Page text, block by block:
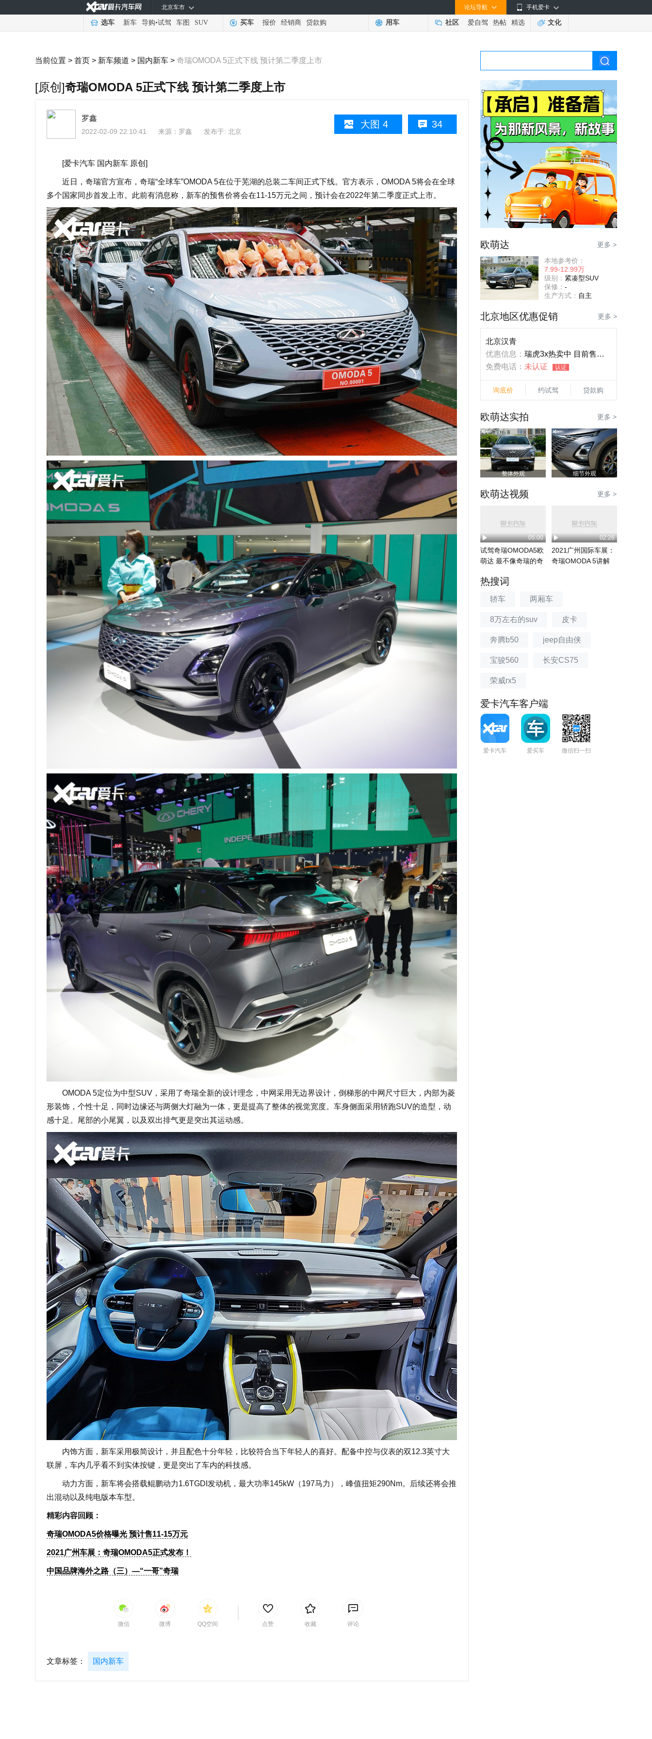
手机爱卡
论坛导航
北京车市
选车 新车 导购•试驾 车图 SUV 买车 报价 经销商 贷款购 用车 社区 爱自驾 热帖 精选 文化
当前位置 > 首页 > 新车频道 > 国内新车 > 奇瑞OMODA 5正式下线 预计第二季度上市
[原创]奇瑞OMODA 5正式下线 预计第二季度上市
34
大图 4
罗鑫
2022-02-09 22:10:41 来源： 罗鑫 发布于: 北京
[爱卡汽车 国内新车 原创]
近日，奇瑞官方宣布，奇瑞“全球车”OMODA 5在位于芜湖的总装二车间正式下线。官方表示，OMODA 5将会在全球
多个国家同步首发上市。此前有消息称，新车的预售价将会在11-15万元之间，预计会在2022年第二季度正式上市。
OMODA 5定位为中型SUV，采用了奇瑞全新的设计理念，中网采用无边界设计，倒梯形的中网尺寸巨大，内部为菱
形装饰，个性十足，同时边缘还与两侧大灯融为一体，更是提高了整体的视觉宽度。车身侧面采用轿跑SUV的造型，动
感十足。尾部的小尾翼，以及双出排气更是突出其运动感。
内饰方面，新车采用极简设计，并且配色十分年轻，比较符合当下年轻人的喜好。配备中控与仪表的双12.3英寸大
联屏，车内几乎看不到实体按键，更是突出了车内的科技感。
动力方面，新车将会搭载鲲鹏动力1.6TGDI发动机，最大功率145kW（197马力），峰值扭矩290Nm。后续还将会推
出混动以及纯电版本车型。
精彩内容回顾：
奇瑞OMODA5价格曝光 预计售11-15万元
2021广州车展：奇瑞OMODA5正式发布！
中国品牌海外之路（三）—“一哥”奇瑞
微信 微博 QQ空间 点赞 收藏 评论
文章标签： 国内新车
欧萌达 更多 >
本地参考价：
7.99-12.99万
级别： 紧凑型SUV
保修： -
生产方式： 自主
北京地区优惠促销 更多 >
北京汉青
优惠信息：
瑞虎3x热卖中 目前售价4.99万起
免费电话： 未认证 认证
询底价 约试驾 贷款购
欧萌达实拍 更多 >
整体外观 细节外观
欧萌达视频 更多 >
05:00
试驾奇瑞OMODA5欧
萌达 最不像奇瑞的奇
02:26
2021广州国际车展：
奇瑞OMODA 5讲解
热搜词
轿车 两厢车
8万左右的suv 皮卡
奔腾b50 jeep自由侠
宝骏560 长安CS75
荣威rx5
爱卡汽车客户端
爱卡汽车 爱买车 微信扫一扫